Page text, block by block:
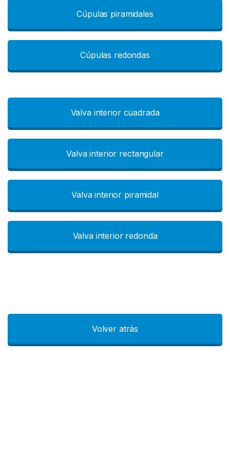
Cúpulas piramidales
Cúpulas redondas
Valva interior cuadrada
Valva interior rectangular
Valva interior piramidal
Valva interior redonda
Volver atrás